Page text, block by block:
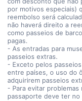
por motivos especiais)
reembolso será
não haverá direito a
como passeios de
pagas.
- As entradas para
passeios extras.
- Exceto pelos
entre países, o uso do
adquirirem passeios
- Para evitar
passaporte deve ter no